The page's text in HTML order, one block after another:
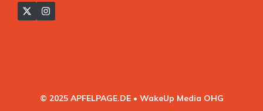
© 2025 APFELPAGE.DE • WakeUp Media OHG